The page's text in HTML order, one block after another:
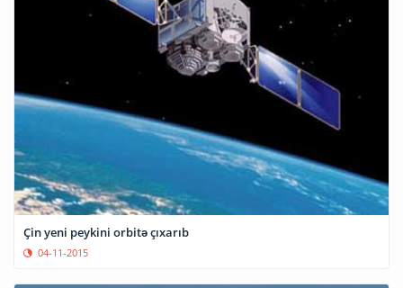
Çin yeni peykini orbitə çıxarıb
04-11-2015